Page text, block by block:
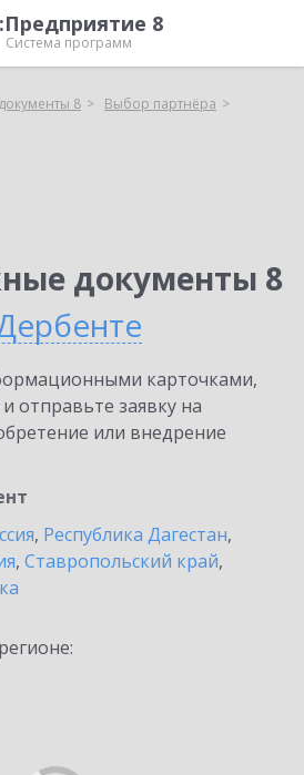
8
Система программ
8
Выбор партнёра
документы 8
карточками,
отправьте заявку на
или внедрение
, Республика Дагестан,
, Ставропольский край,